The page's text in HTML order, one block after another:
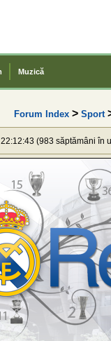
Muzică
Forum Index > Sport
(983 săptămâni în